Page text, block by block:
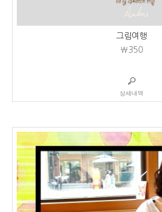
그림여행
₩350
상세내역